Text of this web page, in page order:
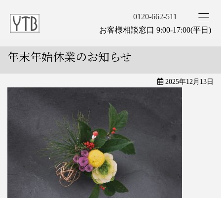
0120-662-511
お客様相談窓口 9:00-17:00(平日)
年末年始休業のお知らせ
2025年12月13日